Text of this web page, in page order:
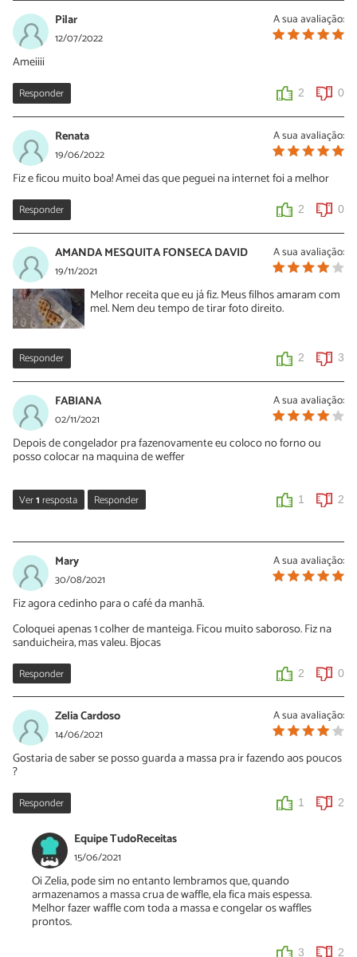
A sua avaliação:
Pilar
12/07/2022
Ameiiii
Responder 2 0
A sua avaliação:
Renata
19/06/2022
Fiz e ficou muito boa! Amei das que peguei na internet foi a melhor
Responder 2 0
A sua avaliação:
AMANDA MESQUITA FONSECA DAVID
19/11/2021
Melhor receita que eu já fiz. Meus filhos amaram com
mel. Nem deu tempo de tirar foto direito.
Responder 2 3
A sua avaliação:
FABIANA
02/11/2021
Depois de congelador pra fazenovamente eu coloco no forno ou
posso colocar na maquina de weffer
Ver1resposta Responder 1 2
Oi Fabiana, se você quiser congelar deve preparar os waffles do
jeito indicado, inclusivamente assar (no forno ou na máquina). No
momento de descongelar, basta esquentar como preferir.
0
A sua avaliação:
Mary
30/08/2021
Fiz agora cedinho para o café da manhã.
Coloquei apenas 1 colher de manteiga. Ficou muito saboroso. Fiz na
sanduicheira, mas valeu. Bjocas
Responder 2 0
A sua avaliação:
Zelia Cardoso
14/06/2021
Gostaria de saber se posso guarda a massa pra ir fazendo aos poucos
?
Responder 1 2
Equipe TudoReceitas
15/06/2021
Oi Zelia, pode sim no entanto lembramos que, quando
armazenamos a massa crua de waffle, ela fica mais espessa.
Melhor fazer waffle com toda a massa e congelar os waffles
prontos.
3 2